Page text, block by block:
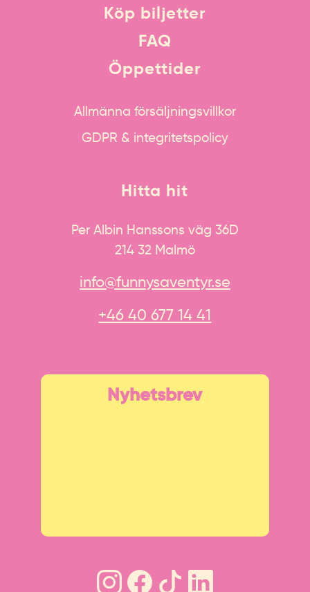
Köp biljetter
FAQ
Öppettider
Allmänna försäljningsvillkor
GDPR & integritetspolicy
Hitta hit
Per Albin Hanssons väg 36D
214 32 Malmö
info@funnysaventyr.se
+46 40 677 14 41
Nyhetsbrev